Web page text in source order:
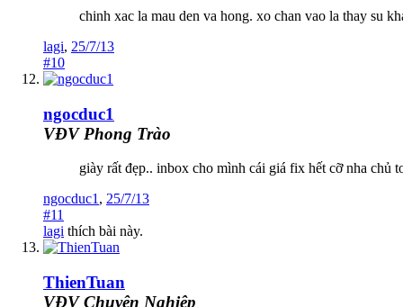
chinh xac la mau den va hong. xo chan vao la thay su
lagi, 25/7/13
#10
ngocduc1
VĐV Phong Trào
giày rất đẹp.. inbox cho mình cái giá fix hết cỡ nha chủ
ngocduc1, 25/7/13
#11
lagi thích bài này.
ThienTuan
VĐV Chuyên Nghiệp